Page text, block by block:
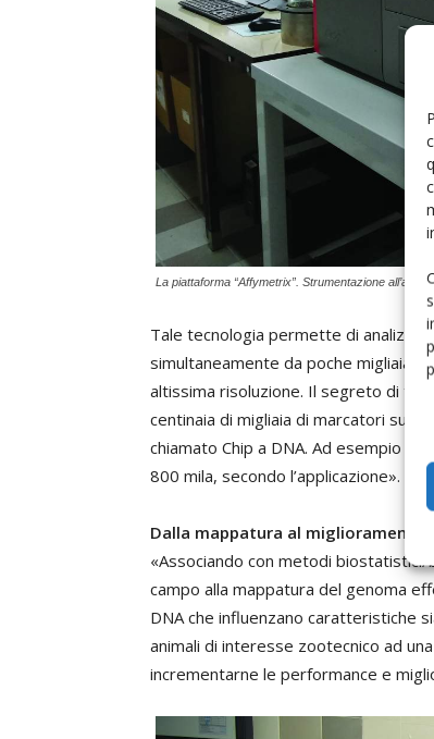
La piattaforma “Affymetrix”. Strumentazione
Tale tecnologia permette di
simultaneamente da poche migliaia a
altissima risoluzione. Il segreto di
centinaia di migliaia di marcatori su
chiamato Chip a DNA. Ad esempio
800 mila, secondo l’applicazione».
Dalla mappatura al miglioramento
«Associando con metodi
campo alla mappatura del genoma
DNA che influenzano caratteristiche
animali di interesse zootecnico ad
incrementarne le performance e